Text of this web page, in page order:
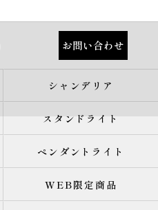
お問い合わせ
シャンデリア
スタンドライト
ペンダントライト
WEB限定商品